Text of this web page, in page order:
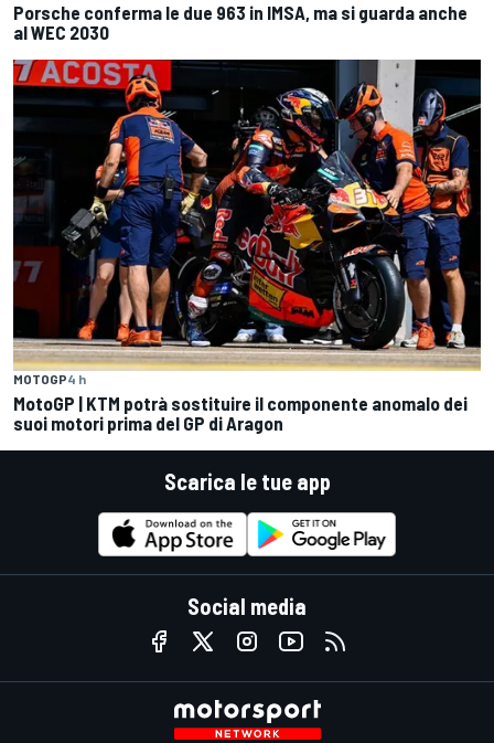
Porsche conferma le due 963 in IMSA, ma si guarda anche
al WEC 2030
MOTOGP4 h
MotoGP | KTM potrà sostituire il componente anomalo dei
suoi motori prima del GP di Aragon
Scarica le tue app
Social media